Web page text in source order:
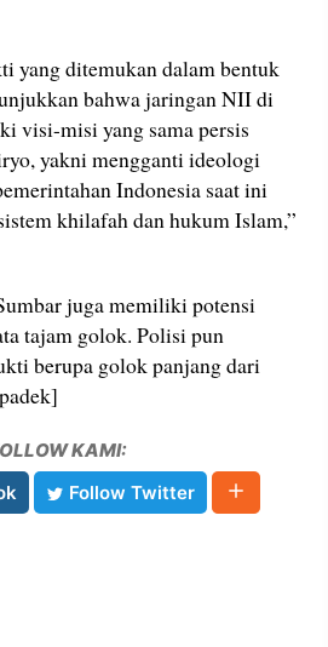
yang ditemukan dalam bentuk
bahwa jaringan NII di
visi-misi yang sama persis
yakni mengganti ideologi
Indonesia saat ini
khilafah dan hukum Islam,”
juga memiliki potensi
tajam golok. Polisi pun
berupa golok panjang dari
KAMI:
Follow Twitter